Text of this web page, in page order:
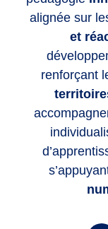
alignée sur
et
renforçant